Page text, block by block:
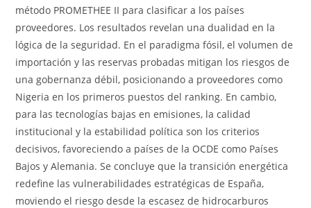
método PROMETHEE II para clasificar a los países
proveedores. Los resultados revelan una dualidad en la
lógica de la seguridad. En el paradigma fósil, el volumen de
importación y las reservas probadas mitigan los riesgos de
una gobernanza débil, posicionando a proveedores como
Nigeria en los primeros puestos del ranking. En cambio,
para las tecnologías bajas en emisiones, la calidad
institucional y la estabilidad política son los criterios
decisivos, favoreciendo a países de la OCDE como Países
Bajos y Alemania. Se concluye que la transición energética
redefine las vulnerabilidades estratégicas de España,
moviendo el riesgo desde la escasez de hidrocarburos